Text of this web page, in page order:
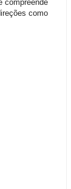
compreende
como